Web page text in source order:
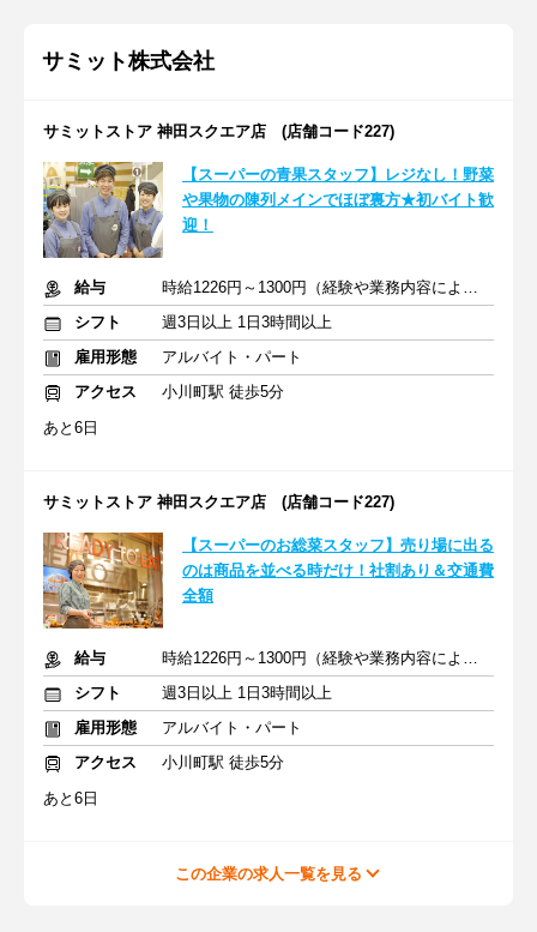
サミット株式会社
サミットストア 神田スクエア店 (店舗コード227)
【スーパーの青果スタッフ】レジなし！野菜
や果物の陳列メインでほぼ裏方★初バイト歓
迎！
給与
時給1226円～1300円（経験や業務内容による）+交通費全額
シフト
週3日以上 1日3時間以上
雇用形態
アルバイト・パート
アクセス
小川町駅 徒歩5分
あと6日
サミットストア 神田スクエア店 (店舗コード227)
【スーパーのお総菜スタッフ】売り場に出る
のは商品を並べる時だけ！社割あり＆交通費
全額
給与
時給1226円～1300円（経験や業務内容による）+交通費全額
シフト
週3日以上 1日3時間以上
雇用形態
アルバイト・パート
アクセス
小川町駅 徒歩5分
あと6日
この企業の求人一覧を見る